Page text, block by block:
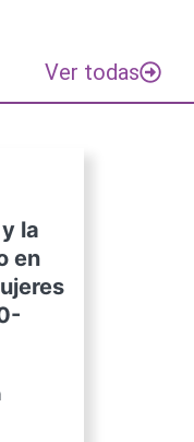
Ver todas
la
en